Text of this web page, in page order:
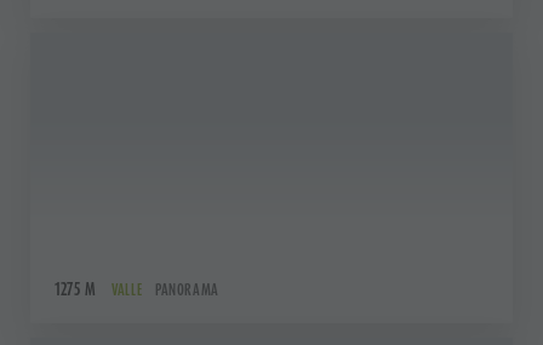
1275 M VALLE PANORAMA